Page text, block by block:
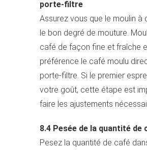
porte-filtre
Assurez vous que le moulin à
le bon degré de mouture.
café de façon fine et fraîche
préférence le café moulu
porte-filtre. Si le premier
votre goût, cette étape est
faire les ajustements
8.4 Pesée de la quantité de
Pesez la quantité de café